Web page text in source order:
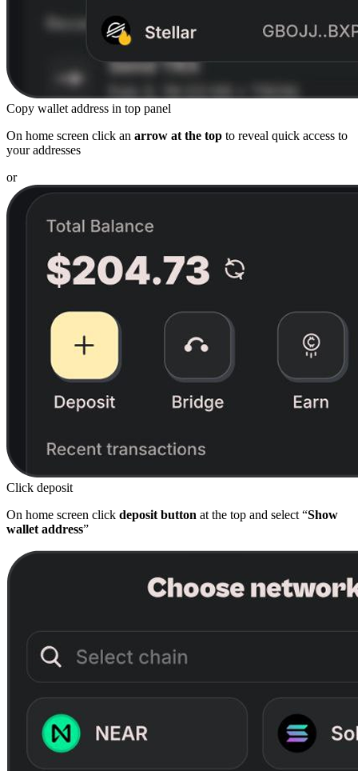
Copy wallet address in top panel
On home screen click an arrow at the top to reveal quick access to
your addresses
or
Click deposit
On home screen click deposit button at the top and select “Show
wallet address”